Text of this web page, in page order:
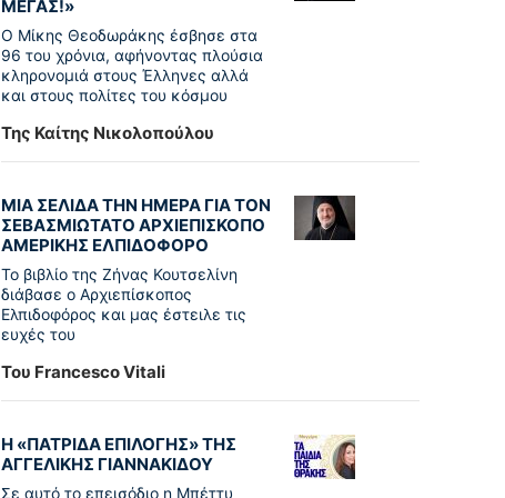
ΜΕΓΑΣ!»
Ο Μίκης Θεοδωράκης έσβησε στα
96 του χρόνια, αφήνοντας πλούσια
κληρονομιά στους Έλληνες αλλά
και στους πολίτες του κόσμου
Της Καίτης Νικολοπούλου
ΜΙΑ ΣΕΛΙΔΑ ΤΗΝ ΗΜΕΡΑ ΓΙΑ ΤΟΝ
ΣΕΒΑΣΜΙΩΤΑΤΟ ΑΡΧΙΕΠΙΣΚΟΠΟ
ΑΜΕΡΙΚΗΣ ΕΛΠΙΔΟΦΟΡΟ
Το βιβλίο της Ζήνας Κουτσελίνη
διάβασε ο Αρχιεπίσκοπος
Ελπιδοφόρος και μας έστειλε τις
ευχές του
Του Francesco Vitali
Η «ΠΑΤΡΊΔΑ ΕΠΙΛΟΓΉΣ» ΤΗΣ
ΑΓΓΕΛΙΚΉΣ ΓΙΑΝΝΑΚΊΔΟΥ
Σε αυτό το επεισόδιο η Μπέττυ